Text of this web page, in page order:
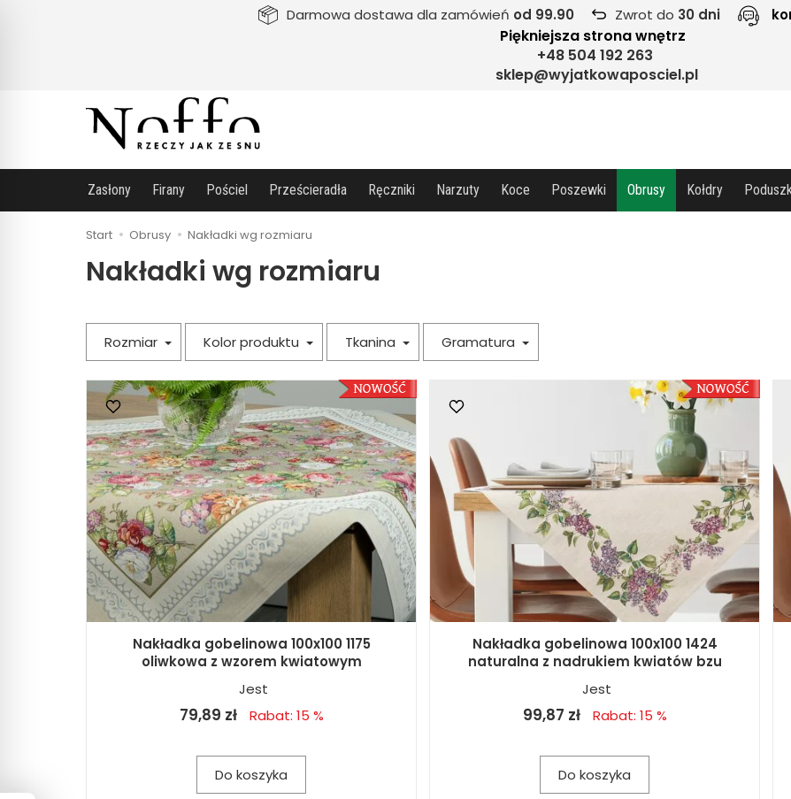
Darmowa dostawa dla zamówień od 99.90 Zwrot do 30 dni
Piękniejsza strona wnętrz
+48 504 192 263
sklep@wyjatkowaposciel.pl
Zasłony Firany Pościel Prześcieradła Ręczniki Narzuty Koce Poszewki Obrusy Kołdry
Start Obrusy Nakładki wg rozmiaru
Nakładki wg rozmiaru
Rozmiar
Kolor produktu Tkanina Gramatura
Nakładka gobelinowa 100x100 1175
oliwkowa z wzorem kwiatowym
Jest
79,89 zł Rabat: 15 %
Do koszyka
Nakładka gobelinowa 100x100 1424
naturalna z nadrukiem kwiatów bzu
Jest
99,87 zł Rabat: 15 %
Do koszyka